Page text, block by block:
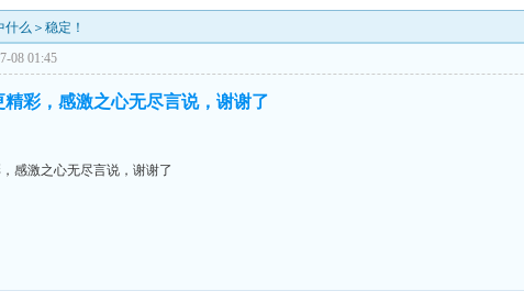
么＞稳定！
08 01:45
精彩，感激之心无尽言说，谢谢了
感激之心无尽言说，谢谢了